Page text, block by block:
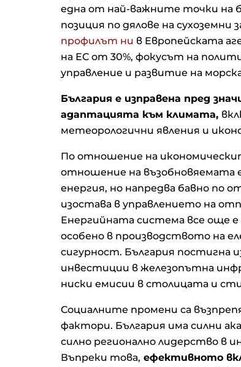
една от най-важните точки на
позиция по дялове на
профилът ни в Европейската
на ЕС от 30%, фокусът на
управление и развитие на
България е изправена пред
адаптацията към климата,
метеорологични явления и
По отношение на
отношение на възобновяемата
енергия, но напредва бавно по
изостава в управлението на
Енергийната система все още
особено в производството на
сигурност. България постигна
инвестиции в железопътна
ниски емисии в столицата и
Социалните промени са
фактори. България има силни
силно регионално лидерство в
Въпреки това, ефективното